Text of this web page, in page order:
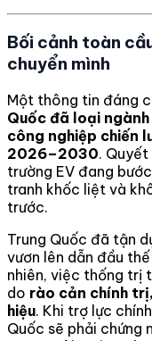
Bối cảnh toàn
chuyển mình
Một thông tin đáng
Quốc đã loại
công nghiệp chiến
2026–2030.
trường EV đang
tranh khốc liệt và
trước.
Trung Quốc đã tận
vươn lên dẫn đầu
nhiên, việc thống trị
do rào cản chính
hiệu. Khi trợ lực
Quốc sẽ phải chứng